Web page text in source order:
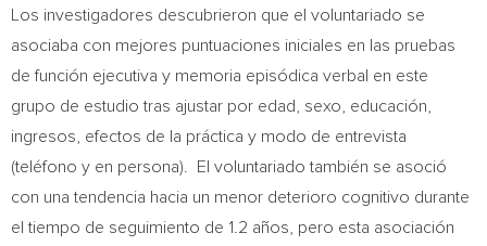
Los investigadores descubrieron que el voluntariado se
asociaba con mejores puntuaciones iniciales en las pruebas
de función ejecutiva y memoria episódica verbal en este
grupo de estudio tras ajustar por edad, sexo, educación,
ingresos, efectos de la práctica y modo de entrevista
(teléfono y en persona). El voluntariado también se asoció
con una tendencia hacia un menor deterioro cognitivo durante
el tiempo de seguimiento de 1.2 años, pero esta asociación